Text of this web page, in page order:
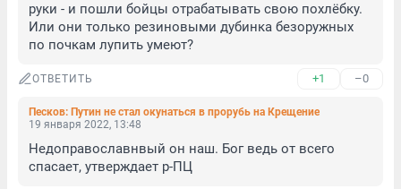
руки - и пошли бойцы отрабатывать свою похлёбку.
Или они только резиновыми дубинка безоружных
по почкам лупить умеют?
ОТВЕТИТЬ +1 –0
Песков: Путин не стал окунаться в прорубь на Крещение
19 января 2022, 13:48
Недоправославнвый он наш. Бог ведь от всего
спасает, утверждает р-ПЦ